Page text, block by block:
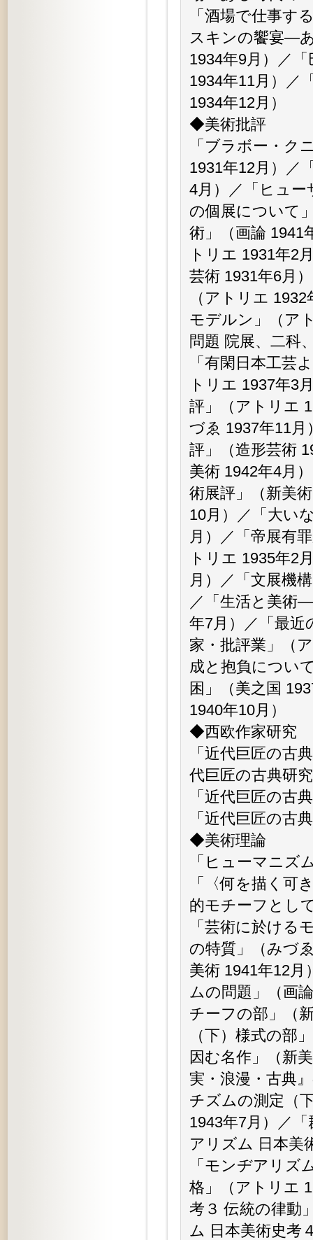
「酒場で仕事す
スキンの饗宴—
1934年9月）／
1934年11月）／
1934年12月）
◆美術批評
「ブラボー・ク
1931年12月）／
4月）／「ヒュ
の個展について
術」（画論 1941
トリエ 1931年2
芸術 1931年6月
（アトリエ
モデルン」（ア
問題 院展、二科
「有閑日本工芸
トリエ 1937年3
評」（アトリエ
づゑ 1937年11
評」（造形芸術
美術 1942年4月
術展評」（新美
10月）／「大い
月）／「帝展有
トリエ 1935年2
月）／「文展機
／「生活と美術
年7月）／「最近
家・批評業」（
成と抱負につい
困」（美之国
1940年10月）
◆西欧作家研究
「近代巨匠の古
代巨匠の古典研
「近代巨匠の古
「近代巨匠の古
◆美術理論
「ヒューマニズ
「〈何を描く可
的モチーフとし
「芸術に於ける
の特質」（みづ
美術 1941年12
ムの問題」（画
チーフの部」（
（下）様式の部
因む名作」（新
実・浪漫・古典
チズムの測定（
1943年7月）／
アリズム 日本美
「モンヂアリズ
格」（アトリエ
考３ 伝統の律動
ム 日本美術史考